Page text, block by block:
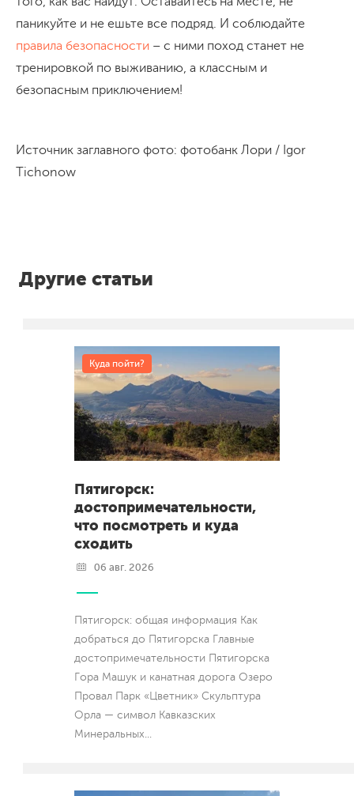
паникуйте и не ешьте все подряд. И соблюдайте
правила безопасности – с ними поход станет не
тренировкой по выживанию, а классным и
безопасным приключением!
Источник заглавного фото: фотобанк Лори / Igor
Tichonow
Другие статьи
Куда пойти?
Пятигорск:
достопримечательности,
что посмотреть и куда
сходить
06 авг. 2026
Пятигорск: общая информация Как
добраться до Пятигорска Главные
достопримечательности Пятигорска
Гора Машук и канатная дорога Озеро
Провал Парк «Цветник» Скульптура
Орла — символ Кавказских
Минеральных